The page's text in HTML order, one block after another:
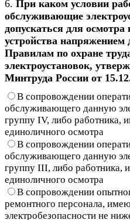
6. При каком условии
обслуживающие
допускаться для
устройства напряжением
Правилам по охране
электроустановок,
Минтруда России от
В сопровождении
обслуживающего данную
группу IV, либо работника,
единоличного осмотра
В сопровождении
обслуживающего данную
группу III, либо работника,
единоличного осмотра
В сопровождении
ремонтного персонала,
электробезопасности не